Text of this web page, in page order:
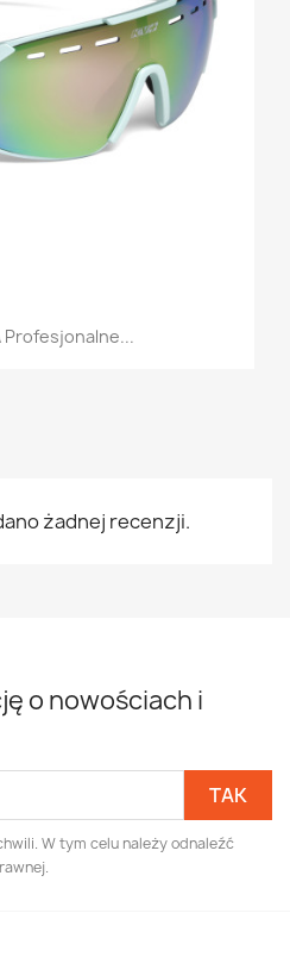
Profesjonalne...
żadnej recenzji.
o nowościach i
W tym celu należy odnaleźć